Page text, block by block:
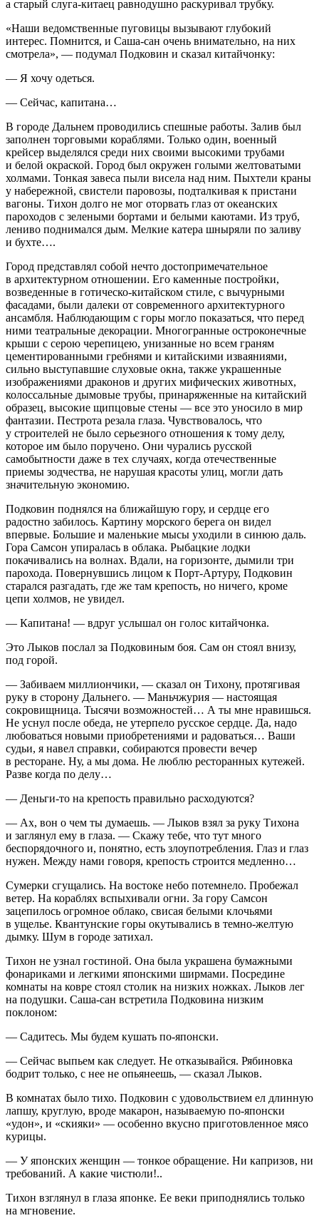
а старый слуга-китаец равнодушно раскуривал трубку.
«Наши ведомственные пуговицы вызывают глубокий
интерес. Помнится, и Саша-сан очень внимательно, на них
смотрела», — подумал Подковин и сказал китайчонку:
— Я хочу одеться.
— Сейчас, капитана…
В городе Дальнем проводились спешные работы. Залив был
заполнен торговыми кораблями. Только один, военный
крейсер выделялся среди них своими высокими трубами
и белой окраской. Город был окружен голыми желтоватыми
холмами. Тонкая завеса пыли висела над ним. Пыхтели краны
у набережной, свистели паровозы, подталкивая к пристани
вагоны. Тихон долго не мог оторвать глаз от океанских
пароходов с зелеными бортами и белыми каютами. Из труб,
лениво поднимался дым. Мелкие катера шныряли по заливу
и бухте….
Город представлял собой нечто достопримечательное
в архитектурном отношении. Его каменные постройки,
возведенные в готическо-китайском стиле, с вычурными
фасадами, были далеки от современного архитектурного
ансамбля. Наблюдающим с горы могло показаться, что перед
ними театральные декорации. Многогранные остроконечные
крыши с серою черепицею, унизанные но всем граням
цементированными гребнями и китайскими изваяниями,
сильно выступавшие слуховые окна, также украшенные
изображениями драконов и других мифических животных,
колоссальные дымовые трубы, принаряженные на китайский
образец, высокие щипцовые стены — все это уносило в мир
фантазии. Пестрота резала глаза. Чувствовалось, что
у строителей не было серьезного отношения к тому делу,
которое им было поручено. Они чурались русской
самобытности даже в тех случаях, когда отечественные
приемы зодчества, не нарушая красоты улиц, могли дать
значительную экономию.
Подковин поднялся на ближайшую гору, и сердце его
радостно забилось. Картину морского берега он видел
впервые. Большие и маленькие мысы уходили в синюю даль.
Гора Самсон упиралась в облака. Рыбацкие лодки
покачивались на волнах. Вдали, на горизонте, дымили три
парохода. Повернувшись лицом к Порт-Артуру, Подковин
старался разгадать, где же там крепость, но ничего, кроме
цепи холмов, не увидел.
— Капитана! — вдруг услышал он голос китайчонка.
Это Лыков послал за Подковиным боя. Сам он стоял внизу,
под горой.
— Забиваем миллиончики, — сказал он Тихону, протягивая
руку в сторону Дальнего. — Маньчжурия — настоящая
сокровищница. Тысячи возможностей… А ты мне нравишься.
Не уснул после обеда, не утерпело русское сердце. Да, надо
любоваться новыми приобретениями и радоваться… Ваши
судьи, я навел справки, собираются провести вечер
в ресторане. Ну, а мы дома. Не люблю ресторанных кутежей.
Разве когда по делу…
— Деньги-то на крепость правильно расходуются?
— Ах, вон о чем ты думаешь. — Лыков взял за руку Тихона
и заглянул ему в глаза. — Скажу тебе, что тут много
беспорядочного и, понятно, есть злоупотребления. Глаз и глаз
нужен. Между нами говоря, крепость строится медленно…
Сумерки сгущались. На востоке небо потемнело. Пробежал
ветер. На кораблях вспыхивали огни. За гору Самсон
зацепилось огромное облако, свисая белыми клочьями
в ущелье. Квантунские горы окутывались в темно-желтую
дымку. Шум в городе затихал.
Тихон не узнал гостиной. Она была украшена бумажными
фонариками и легкими японскими ширмами. Посредине
комнаты на ковре стоял столик на низких ножках. Лыков лег
на подушки. Саша-сан встретила Подковина низким
поклоном:
— Садитесь. Мы будем кушать по-японски.
— Сейчас выпьем как следует. Не отказывайся. Рябиновка
бодрит только, с нее не опьянеешь, — сказал Лыков.
В комнатах было тихо. Подковин с удовольствием ел длинную
лапшу, круглую, вроде макарон, называемую по-японски
«удон», и «скияки» — особенно вкусно приготовленное мясо
курицы.
— У японских женщин — тонкое обращение. Ни капризов, ни
требований. А какие чистюли!..
Тихон взглянул в глаза японке. Ее веки приподнялись только
на мгновение.